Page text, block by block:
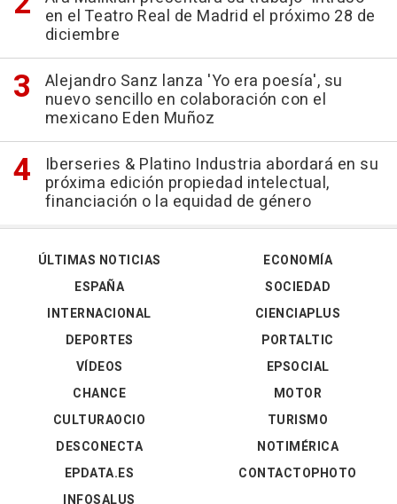
en el Teatro Real de Madrid el próximo 28 de
diciembre
Alejandro Sanz lanza 'Yo era poesía', su
nuevo sencillo en colaboración con el
mexicano Eden Muñoz
Iberseries & Platino Industria abordará en su
próxima edición propiedad intelectual,
financiación o la equidad de género
ÚLTIMAS NOTICIAS
ESPAÑA
INTERNACIONAL
DEPORTES
VÍDEOS
ECONOMÍA
SOCIEDAD
CIENCIAPLUS
PORTALTIC
EPSOCIAL
CHANCE
CULTURAOCIO
DESCONECTA
EPDATA.ES
INFOSALUS
MOTOR
TURISMO
NOTIMÉRICA
CONTACTOPHOTO